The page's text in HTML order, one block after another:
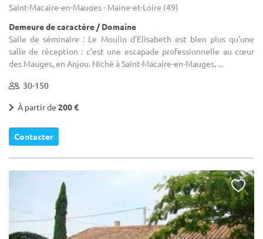
Saint-Macaire-en-Mauges - Maine-et-Loire (49)
Demeure de caractère / Domaine
Salle de séminaire : Le Moulin d’Elisabeth est bien plus qu’une
salle de réception : c’est une escapade professionnelle au cœur
des Mauges, en Anjou. Niché à Saint-Macaire-en-Mauges, ...
30-150
À partir de 200 €
Contacter